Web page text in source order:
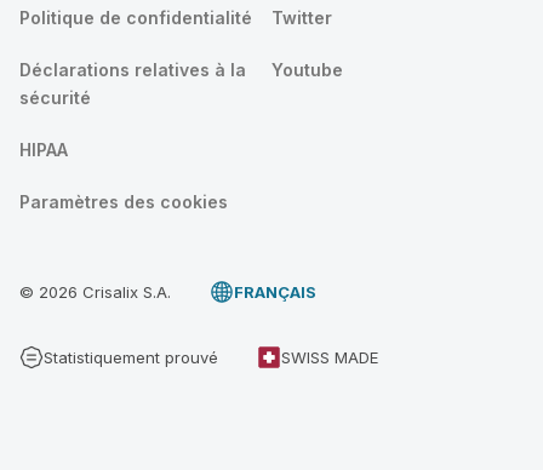
Politique de confidentialité
Déclarations relatives à la
sécurité
HIPAA
Paramètres des cookies
Twitter
Youtube
© 2026 Crisalix S.A. FRANÇAIS
Statistiquement prouvé SWISS MADE